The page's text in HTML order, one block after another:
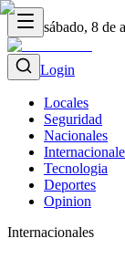
sábado, 8 de
Login
Locales
Seguridad
Nacionales
Tecnologia
Deportes
Opinion
Internacionales